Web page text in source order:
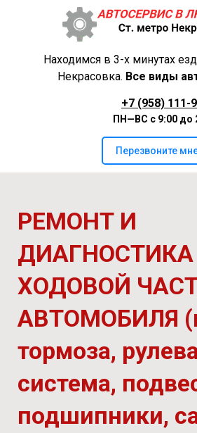
Находимся в 3-х минутах
Некрасовка. Все виды
+7 (958) 111-
ПН—ВС с 9:00 до
Перезвоните
РЕМОНТ И
ДИАГНОСТИКА
ХОДОВОЙ
АВТОМОБИЛЯ
тормоза,
система,
подшипники,